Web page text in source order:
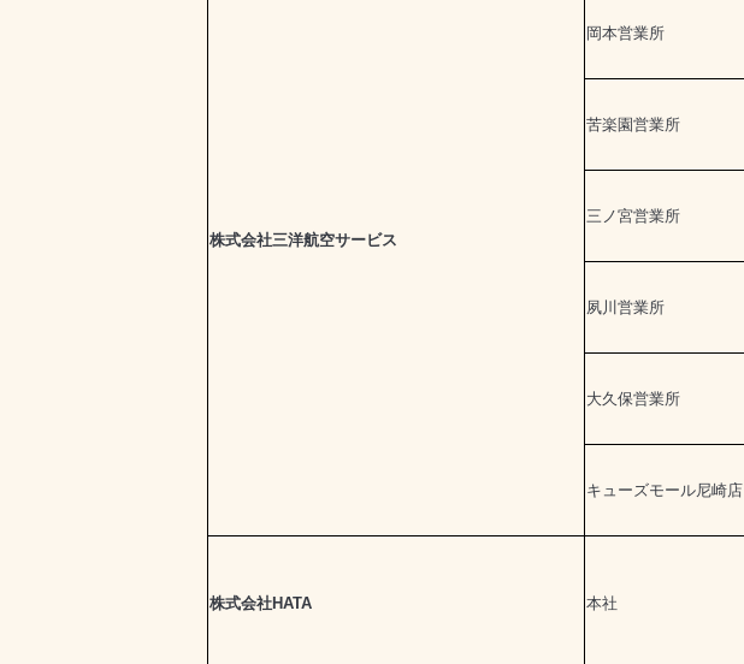
株式会社三洋航空サービス
岡本営業所
苦楽園営業所
三ノ宮営業所
夙川営業所
大久保営業所
キューズモール尼崎店
株式会社HATA 本社